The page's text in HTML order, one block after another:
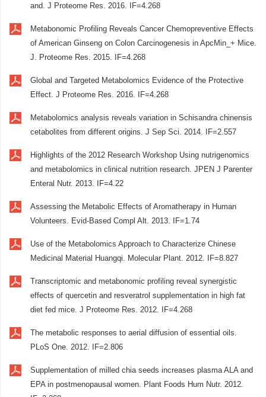
and. J Proteome Res. 2016. IF=4.268
Metabonomic Profiling Reveals Cancer Chemopreventive Effects
of American Ginseng on Colon Carcinogenesis in ApcMin_+ Mice.
J. Proteome Res. 2015. IF=4.268
Global and Targeted Metabolomics Evidence of the Protective
Effect. J Proteome Res. 2016. IF=4.268
Metabolomics analysis reveals variation in Schisandra chinensis
cetabolites from different origins. J Sep Sci. 2014. IF=2.557
Highlights of the 2012 Research Workshop Using nutrigenomics
and metabolomics in clinical nutrition research. JPEN J Parenter
Enteral Nutr. 2013. IF=4.22
Assessing the Metabolic Effects of Aromatherapy in Human
Volunteers. Evid-Based Compl Alt. 2013. IF=1.74
Use of the Metabolomics Approach to Characterize Chinese
Medicinal Material Huangqi. Molecular Plant. 2012. IF=8.827
Transcriptomic and metabonomic profiling reveal synergistic
effects of quercetin and resveratrol supplementation in high fat
diet fed mice. J Proteome Res. 2012. IF=4.268
The metabolic responses to aerial diffusion of essential oils.
PLoS One. 2012. IF=2.806
Supplementation of milled chia seeds increases plasma ALA and
EPA in postmenopausal women. Plant Foods Hum Nutr. 2012.